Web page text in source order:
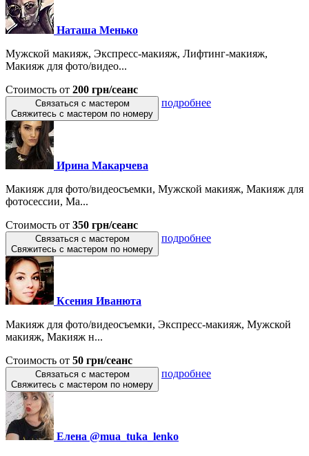
Наташа Менько
Мужской макияж, Экспресс-макияж, Лифтинг-макияж,
Макияж для фото/видео...
Стоимость от 200 грн/сеанс
Связаться с мастером
Свяжитесь с мастером по номеру
подробнее
Ирина Макарчева
Макияж для фото/видеосъемки, Мужской макияж, Макияж для
фотосессии, Ма...
Стоимость от 350 грн/сеанс
Связаться с мастером
Свяжитесь с мастером по номеру
подробнее
Ксения Иванюта
Макияж для фото/видеосъемки, Экспресс-макияж, Мужской
макияж, Макияж н...
Стоимость от 50 грн/сеанс
Связаться с мастером
Свяжитесь с мастером по номеру
подробнее
Елена @mua_tuka_lenko